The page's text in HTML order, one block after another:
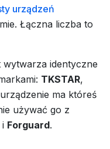
urządzeń
Łączna liczba to
identyczne
TKSTAR,
ma któreś
używać go z
i Forguard.